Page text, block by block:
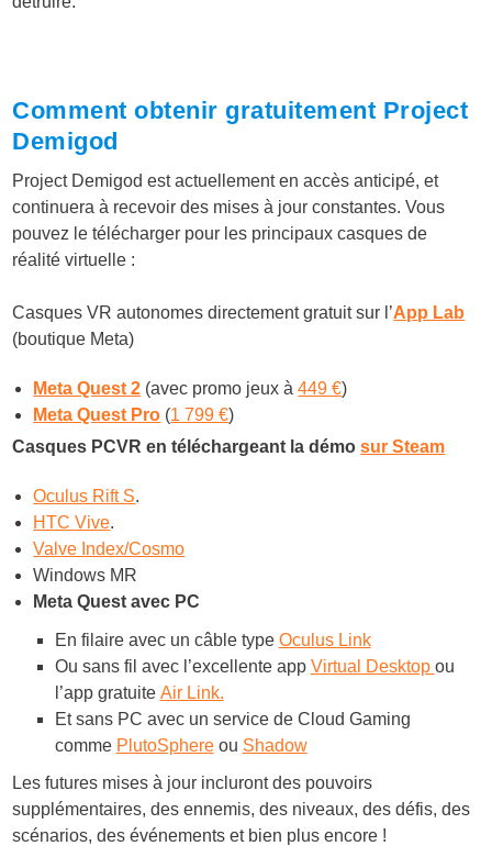
Comment obtenir gratuitement Project
Demigod
Project Demigod est actuellement en accès anticipé, et
continuera à recevoir des mises à jour constantes. Vous
pouvez le télécharger pour les principaux casques de
réalité virtuelle :
Casques VR autonomes directement gratuit sur l’App Lab
(boutique Meta)
Meta Quest 2 (avec promo jeux à449 €)
Meta Quest Pro (1 799 €)
Casques PCVR en téléchargeant la démosur Steam
Oculus Rift S.
HTC Vive.
Valve Index/Cosmo
Windows MR
Meta Quest avec PC
En filaire avec un câble type Oculus Link
Ou sans fil avec l’excellente app Virtual Desktop ou
l’app gratuite Air Link.
Et sans PC avec un service de Cloud Gaming
comme PlutoSphereou Shadow
Les futures mises à jour incluront des pouvoirs
supplémentaires, des ennemis, des niveaux, des défis, des
scénarios, des événements et bien plus encore !